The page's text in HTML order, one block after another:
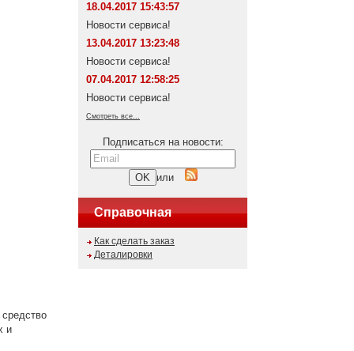
и
18.04.2017 15:43:57
Новости сервиса!
13.04.2017 13:23:48
Новости сервиса!
07.04.2017 12:58:25
Новости сервиса!
Смотреть все...
Подписаться на новости:
или
Справочная
Как сделать заказ
Деталировки